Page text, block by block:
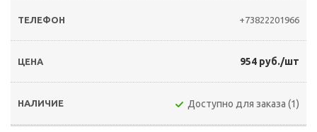
+73822201966
954 руб./шт
Доступно для заказа (1)